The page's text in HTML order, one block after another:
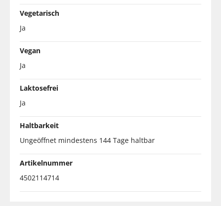
Vegetarisch
Ja
Vegan
Ja
Laktosefrei
Ja
Haltbarkeit
Ungeöffnet mindestens 144 Tage haltbar
Artikelnummer
4502114714